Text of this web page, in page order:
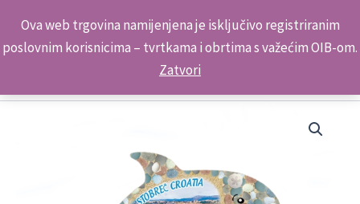
Ova web trgovina namijenjena je isključivo registriranim
poslovnim korisnicima – tvrtkama i obrtima s važećim OIB-om.
Zatvori
content
Kontakt telefon: +385 98 179 3891